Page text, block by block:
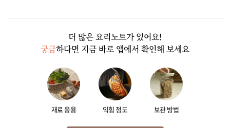
더 많은 요리노트가 있어요!
궁금하다면 지금 바로 앱에서 확인해 보세요
재료 응용 익힘 정도 보관 방법